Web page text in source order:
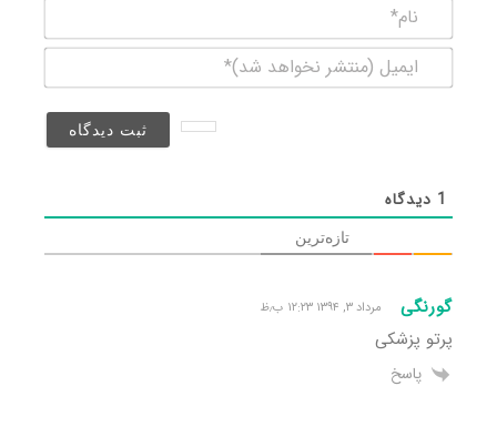
(منتشر
1 دیدگاه
تازه‌ترین
گورنگی مرداد ۳, ۱۳۹۴ ۱۲:۲۳ ب٫ظ
پرتو پزشکی
پاسخ